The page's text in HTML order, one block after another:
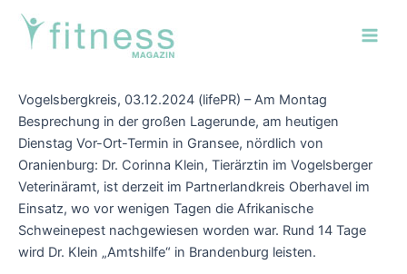
Zum
Inhalt
springen
Vogelsbergkreis, 03.12.2024 (lifePR) – Am Montag
Besprechung in der großen Lagerunde, am heutigen
Dienstag Vor-Ort-Termin in Gransee, nördlich von
Oranienburg: Dr. Corinna Klein, Tierärztin im Vogelsberger
Veterinäramt, ist derzeit im Partnerlandkreis Oberhavel im
Einsatz, wo vor wenigen Tagen die Afrikanische
Schweinepest nachgewiesen worden war. Rund 14 Tage
wird Dr. Klein „Amtshilfe“ in Brandenburg leisten.
Post
navigation